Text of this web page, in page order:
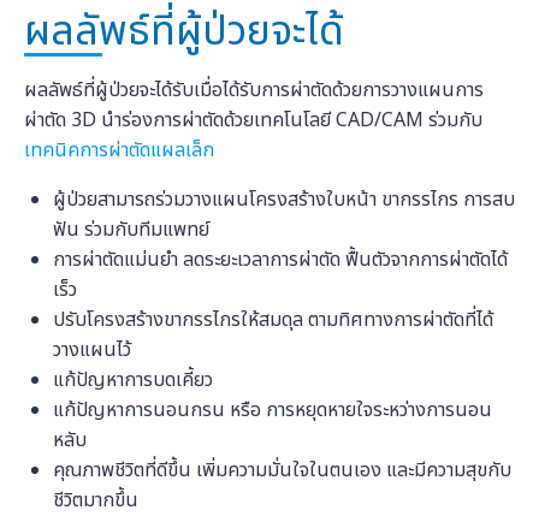
ผลลัพธ์ที่ผู้ป่วยจะได้
ผลลัพธ์ที่ผู้ป่วยจะได้รับเมื่อได้รับการผ่าตัดด้วยการวางแผนการ
ผ่าตัด 3D นำร่องการผ่าตัดด้วยเทคโนโลยี CAD/CAM ร่วมกับ
เทคนิคการผ่าตัดแผลเล็ก
ผู้ป่วยสามารถร่วมวางแผนโครงสร้างใบหน้า ขากรรไกร การสบ
ฟัน ร่วมกับทีมแพทย์
การผ่าตัดแม่นยำ ลดระยะเวลาการผ่าตัด ฟื้นตัวจากการผ่าตัดได้
เร็ว
ปรับโครงสร้างขากรรไกรให้สมดุล ตามทิศทางการผ่าตัดที่ได้
วางแผนไว้
แก้ปัญหาการบดเคี้ยว
แก้ปัญหาการนอนกรน หรือ การหยุดหายใจระหว่างการนอน
หลับ
คุณภาพชีวิตที่ดีขึ้น เพิ่มความมั่นใจในตนเอง และมีความสุขกับ
ชีวิตมากขึ้น